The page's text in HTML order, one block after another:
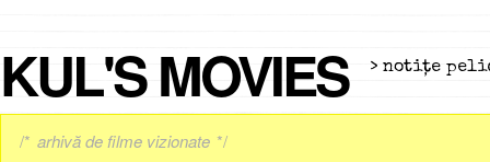
KUL'S MOVIES > notiţe
/* arhivă de filme vizionate */